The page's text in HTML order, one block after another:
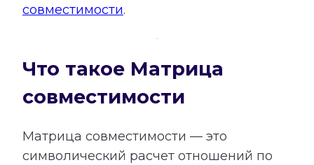
совместимости.
Что такое Матрица
совместимости
Матрица совместимости — это
символический расчет отношений по